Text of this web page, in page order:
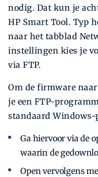
nodig. Dat kun je
HP Smart Tool. Typ
naar het tabblad
instellingen kies je
via FTP.
Om de firmware
je een FTP-
standaard Windows-
Ga hiervoor via de
waarin de
Open vervolgens